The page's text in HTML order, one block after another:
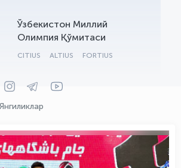
Ўзбекистон Миллий
Олимпия Қўмитаси
CITIUS ALTIUS FORTIUS
Янгиликлар
- yordamchi